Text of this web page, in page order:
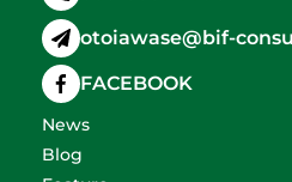
otoiawase@bif-
FACEBOOK
News
Blog